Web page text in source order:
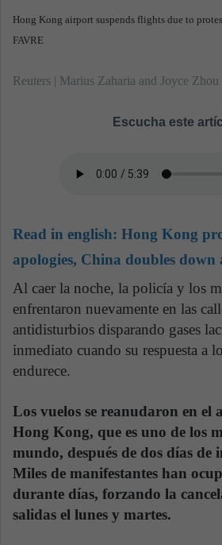
Hong Kong airport suspends flights due to
FAVRE
Reuters | Marius Zaharia and Joyce Zhou
Escucha este
Read in english: Hong Kong
apologies, China doubles
Al caer la noche, la policía y los
enfrentaron nuevamente en las
antidisturbios disparando gases
inmediato cuando su respuesta a
endurece.
Los vuelos se reanudaron en el
Hong Kong, que es uno de los
mundo, después de dos días de
Miles de manifestantes han
durante días, forzando la
salidas el lunes y martes.